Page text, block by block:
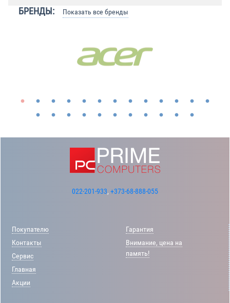
БРЕНДЫ: Показать все бренды
022-201-933, +373-68-888-055
Покупателю
Контакты
Сервис
Главная
Акции
Гарантия
Внимание, цена на
память!